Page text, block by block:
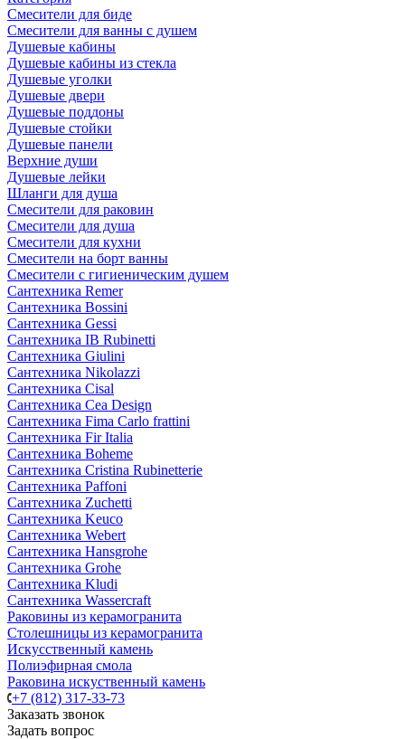
Смесители для биде
Смесители для ванны с душем
Душевые кабины
Душевые кабины из стекла
Душевые уголки
Душевые двери
Душевые поддоны
Душевые стойки
Душевые панели
Верхние души
Душевые лейки
Шланги для душа
Смесители для раковин
Смесители для душа
Смесители для кухни
Смесители на борт ванны
Смесители с гигиеническим душем
Сантехника Remer
Сантехника Bossini
Сантехника Gessi
Сантехника IB Rubinetti
Сантехника Giulini
Сантехника Nikolazzi
Сантехника Cisal
Сантехника Cea Design
Сантехника Fima Carlo frattini
Сантехника Fir Italia
Сантехника Boheme
Сантехника Cristina Rubinetterie
Сантехника Paffoni
Сантехника Zuchetti
Сантехника Keuco
Сантехника Webert
Сантехника Hansgrohe
Сантехника Grohe
Сантехника Kludi
Сантехника Wassercraft
Раковины из керамогранита
Столешницы из керамогранита
Искусственный камень
Полиэфирная смола
Раковина искуственный камень
+7 (812) 317-33-73
Заказать звонок
Задать вопрос